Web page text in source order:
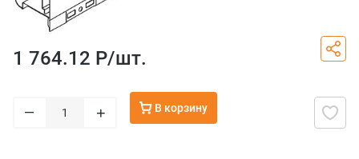
1 764.12 Р/шт.
– + В корзину